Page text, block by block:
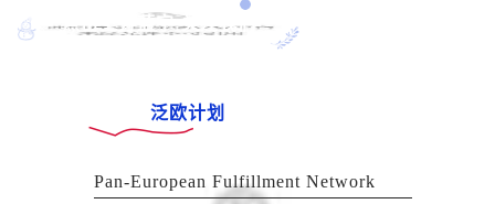
点击上方蓝字·关注我们
泛欧计划
Pan-European Fulfillment Network